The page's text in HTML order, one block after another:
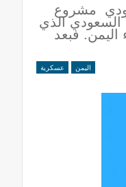
مشروع
السعودي الذي
فبعد
اليمن عسكرية